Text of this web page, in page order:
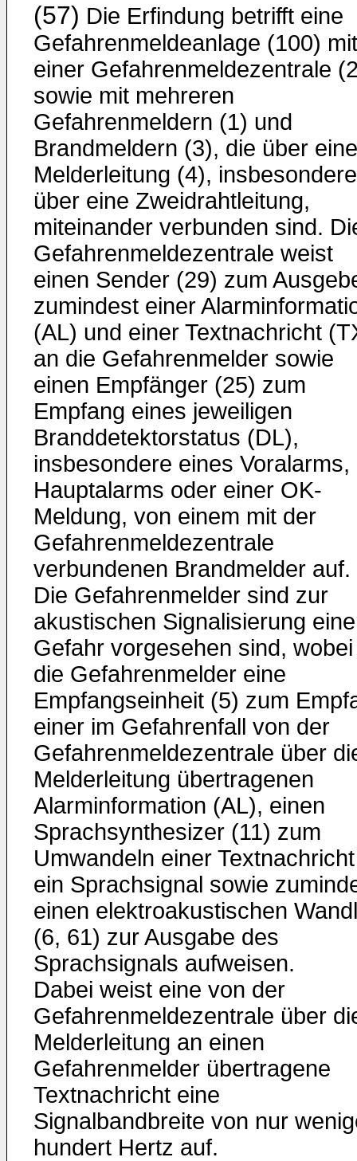
(57) Die Erfindung betrifft eine
Gefahrenmeldeanlage (100) mit
einer Gefahrenmeldezentrale
sowie mit mehreren
Gefahrenmeldern (1) und
Brandmeldern (3), die über eine
Melderleitung (4), insbesondere
über eine Zweidrahtleitung,
miteinander verbunden sind.
Gefahrenmeldezentrale weist
einen Sender (29) zum
zumindest einer
(AL) und einer Textnachricht
an die Gefahrenmelder sowie
einen Empfänger (25) zum
Empfang eines jeweiligen
Branddetektorstatus (DL),
insbesondere eines Voralarms,
Hauptalarms oder einer OK-
Meldung, von einem mit der
Gefahrenmeldezentrale
verbundenen Brandmelder auf.
Die Gefahrenmelder sind zur
akustischen Signalisierung
Gefahr vorgesehen sind, wobei
die Gefahrenmelder eine
Empfangseinheit (5) zum
einer im Gefahrenfall von der
Gefahrenmeldezentrale über
Melderleitung übertragenen
Alarminformation (AL), einen
Sprachsynthesizer (11) zum
Umwandeln einer
ein Sprachsignal sowie
einen elektroakustischen
(6, 61) zur Ausgabe des
Sprachsignals aufweisen.
Dabei weist eine von der
Gefahrenmeldezentrale über
Melderleitung an einen
Gefahrenmelder übertragene
Textnachricht eine
Signalbandbreite von nur
hundert Hertz auf.